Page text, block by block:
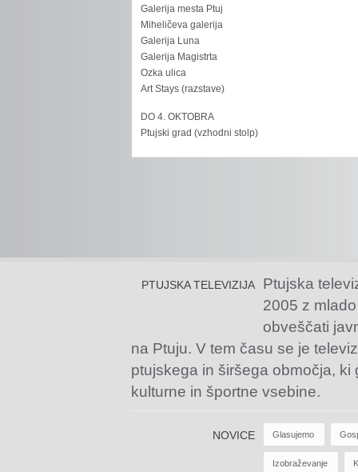
Galerija mesta Ptuj
Miheličeva galerija
Galerija Luna
Galerija Magistrta
Ozka ulica
Art Stays (razstave)
DO 4. OKTOBRA
Ptujski grad (vzhodni stolp)
PTUJSKA TELEVIZIJA
Ptujska
2005 z
obveščati
na Ptuju. V tem času se je
ptujskega in širšega območja,
kulturne in športne vsebine.
NOVICE Glasujemo
Izobraževanje